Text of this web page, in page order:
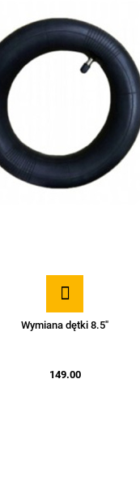
Wymiana dętki 8.5"
149.00